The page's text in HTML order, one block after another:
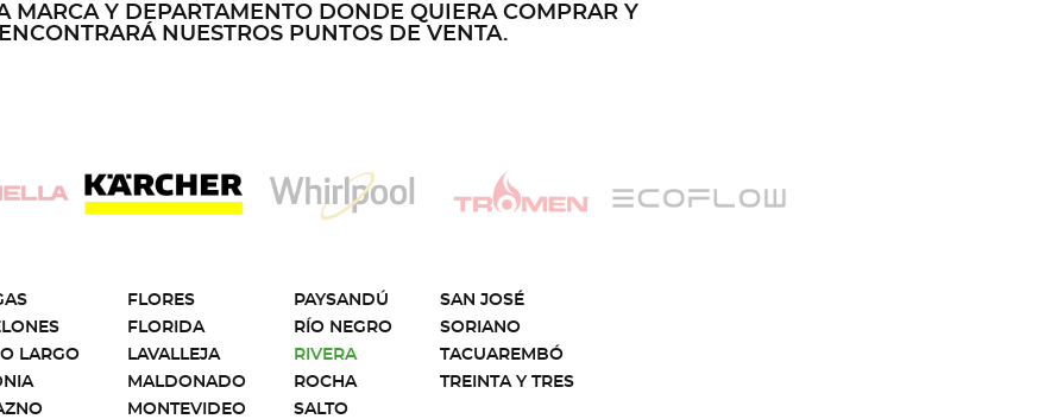
MARCA Y DEPARTAMENTO DONDE QUIERA COMPRAR Y
ENCONTRARÁ NUESTROS PUNTOS DE VENTA.
LARGO
FLORES
FLORIDA
LAVALLEJA
MALDONADO
MONTEVIDEO
PAYSANDÚ
RÍO NEGRO
RIVERA
ROCHA
SALTO
SAN JOSÉ
SORIANO
TACUAREMBÓ
TREINTA Y TRES